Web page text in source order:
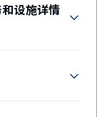
设施详情